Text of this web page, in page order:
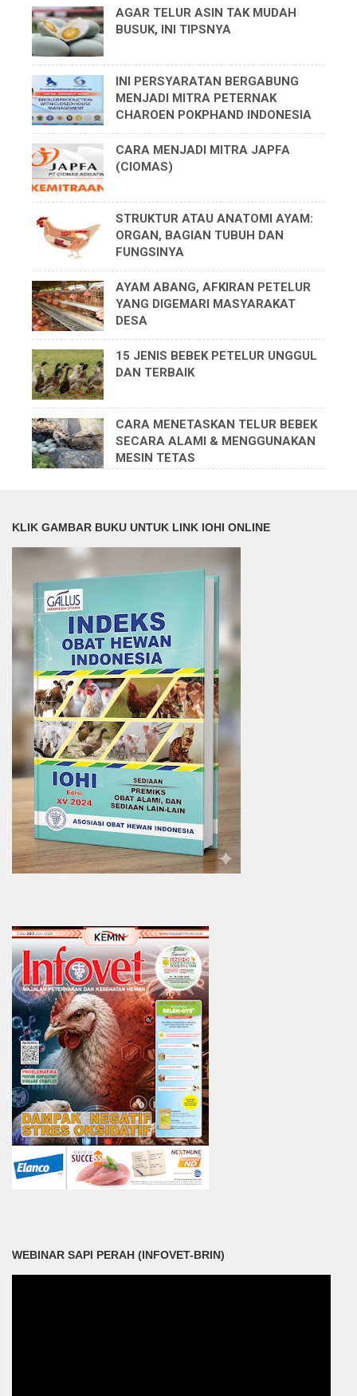
AGAR TELUR ASIN TAK MUDAH
BUSUK, INI TIPSNYA
INI PERSYARATAN BERGABUNG
MENJADI MITRA PETERNAK
CHAROEN POKPHAND INDONESIA
CARA MENJADI MITRA JAPFA
(CIOMAS)
STRUKTUR ATAU ANATOMI AYAM:
ORGAN, BAGIAN TUBUH DAN
FUNGSINYA
AYAM ABANG, AFKIRAN PETELUR
YANG DIGEMARI MASYARAKAT
DESA
15 JENIS BEBEK PETELUR UNGGUL
DAN TERBAIK
CARA MENETASKAN TELUR BEBEK
SECARA ALAMI & MENGGUNAKAN
MESIN TETAS
KLIK GAMBAR BUKU UNTUK LINK IOHI ONLINE
WEBINAR SAPI PERAH (INFOVET-BRIN)